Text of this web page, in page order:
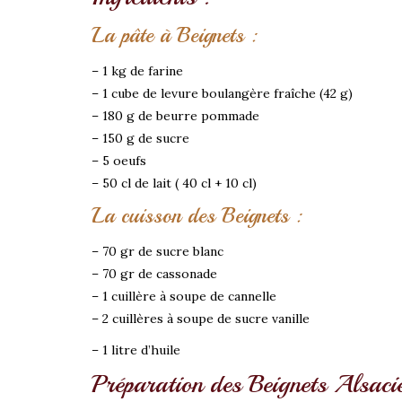
La pâte à Beignets :
– 1 kg de farine
– 1 cube de levure boulangère fraîche (42 g)
– 180 g de beurre pommade
– 150 g de sucre
– 5 oeufs
– 50 cl de lait ( 40 cl + 10 cl)
La cuisson des Beignets :
– 70 gr de sucre blanc
– 70 gr de cassonade
– 1 cuillère à soupe de cannelle
– 2 cuillères à soupe de sucre vanille
– 1 litre d’huile
Préparation des Beignets